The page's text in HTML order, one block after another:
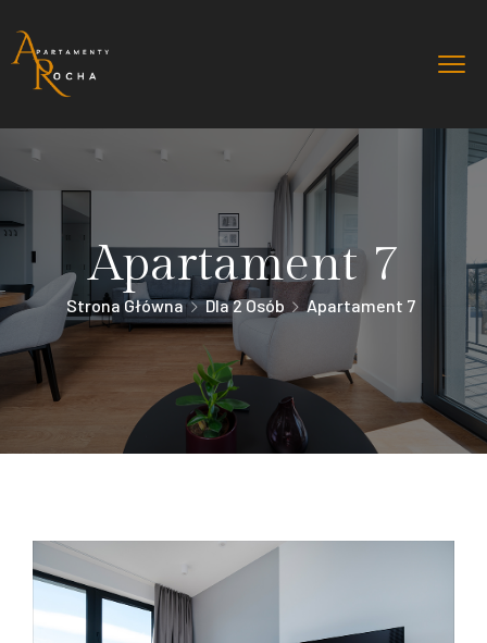
Apartament 7
Strona Główna Dla 2 Osób Apartament 7